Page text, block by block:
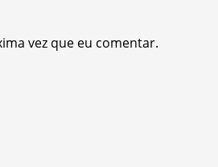
vez que eu comentar.